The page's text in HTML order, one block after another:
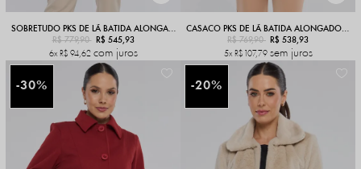
SOBRETUDO PKS DE LÃ BATIDA ALONGADO BORDÔ
R$ 779,90
R$ 545,93
6x R$ 94,62 com juros
CASACO PKS DE LÃ BATIDA ALONGADO RISCA DE GIZ BEGE
R$ 769,90
R$ 538,93
5x R$ 107,79 sem juros
30% 20%